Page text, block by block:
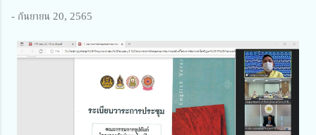
- กันยายน 20, 2565